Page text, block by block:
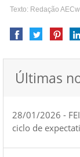
Texto: Redação
Últimas
28/01/2026 -
ciclo de